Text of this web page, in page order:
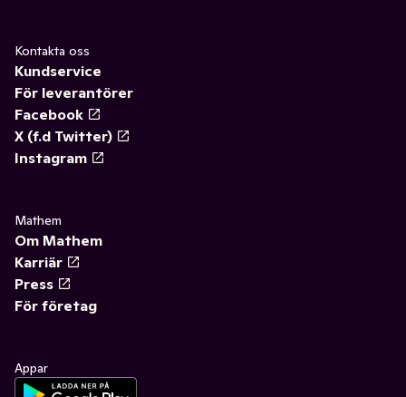
Kontakta oss
Kundservice
För leverantörer
Facebook
X (f.d Twitter)
Instagram
Mathem
Om Mathem
Karriär
Press
För företag
Appar